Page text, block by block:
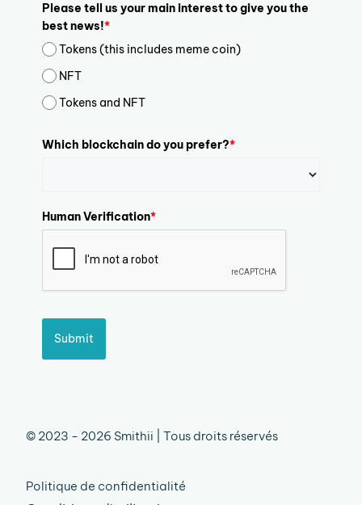
Please tell us your main interest to give you the
best news!*
Tokens (this includes meme coin)
NFT
Tokens and NFT
Which blockchain do you prefer?*
Human Verification*
Submit
© 2023 - 2026 Smithii | Tous droits réservés
Politique de confidentialité